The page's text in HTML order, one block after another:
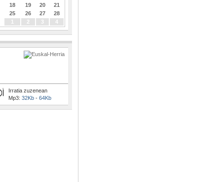
18 19 20
21
25 26 27
28
1 2 3 4
Irratia zuzenean
Mp3:32Kb-64Kb